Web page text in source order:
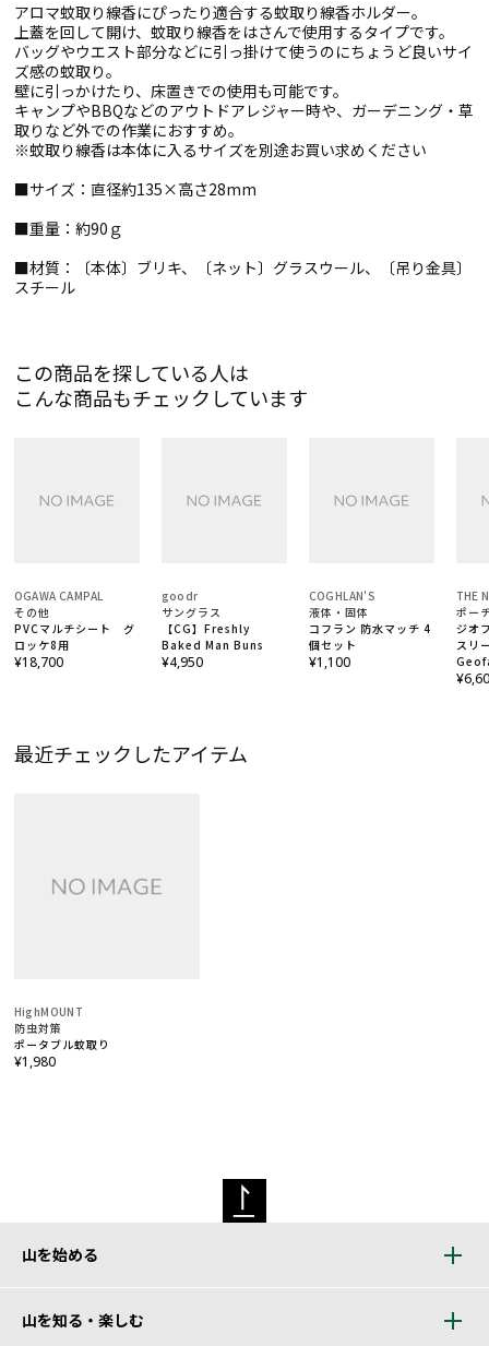
アロマ蚊取り線香にぴったり適合する蚊取り線香ホルダー。
上蓋を回して開け、蚊取り線香をはさんで使用するタイプです。
バッグやウエスト部分などに引っ掛けて使うのにちょうど良いサイ
ズ感の蚊取り。
壁に引っかけたり、床置きでの使用も可能です。
キャンプやBBQなどのアウトドアレジャー時や、ガーデニング・草
取りなど外での作業におすすめ。
※蚊取り線香は本体に入るサイズを別途お買い求めください
■サイズ：直径約135×高さ28mm
■重量：約90ｇ
■材質：〔本体〕ブリキ、〔ネット〕グラスウール、〔吊り金具〕
スチール
この商品を探している人は
こんな商品もチェックしています
OGAWA CAMPAL
その他
PVCマルチシート グ
ロッケ8用
¥18,700
goodr
サングラス
【CG】Freshly
Baked Man Buns
¥4,950
COGHLAN'S
液体・固体
コフラン 防水マッチ 4
個セット
¥1,100
THE
ポー
ジオ
スリ
15”
最近チェックしたアイテム
HighMOUNT
防虫対策
ポータブル蚊取り
¥1,980
山を始める
山を知る・楽しむ